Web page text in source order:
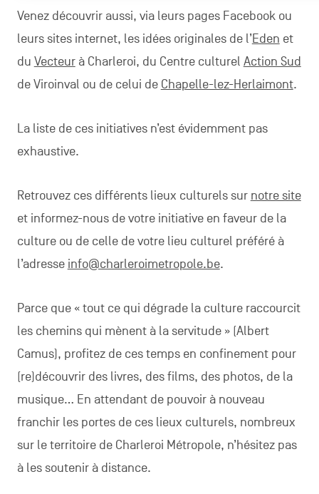
Venez découvrir aussi, via leurs pages Facebook ou
leurs sites internet, les idées originales de l’Eden et
du Vecteurà Charleroi, du Centre culturel Action Sud
de Viroinval ou de celui de Chapelle-lez-Herlaimont.
La liste de ces initiatives n’est évidemment pas
exhaustive.
Retrouvez ces différents lieux culturels sur notre site
et informez-nous de votre initiative en faveur de la
culture ou de celle de votre lieu culturel préféré à
l’adresse info@charleroimetropole.be.
Parce que « tout ce qui dégrade la culture raccourcit
les chemins qui mènent à la servitude » (Albert
Camus), profitez de ces temps en confinement pour
(re)découvrir des livres, des films, des photos, de la
musique… En attendant de pouvoir à nouveau
franchir les portes de ces lieux culturels, nombreux
sur le territoire de Charleroi Métropole, n’hésitez pas
à les soutenir à distance.